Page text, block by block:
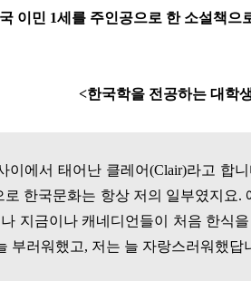
이민 1세를 주인공으로 한 소설책으
<한국학을 전공하는 대학
이에서 태어난 클레어(Clair)라고 합
한국문화는 항상 저의 일부였지요.
지금이나 캐네디언들이 처음 한식을
부러워했고, 저는 늘 자랑스러워했답